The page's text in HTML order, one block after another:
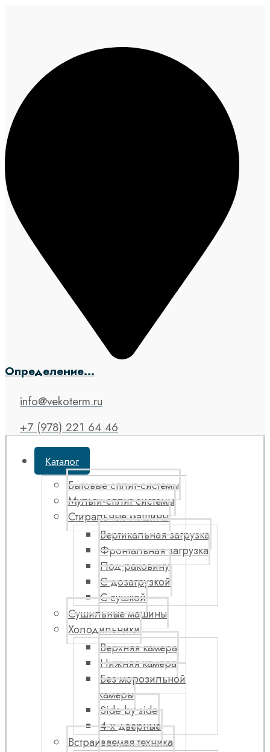
Определение...
info@vekoterm.ru
+7 (978) 221 64 46
Каталог
Бытовые сплит-системы
Мульти-сплит системы
Стиральные машины
Вертикальная загрузка
Фронтальная загрузка
Под раковину
С дозагрузкой
С сушкой
Сушильные машины
Холодильники
Верхняя камера
Нижняя камера
Без морозильной
камеры
Side by side
4-х дверные
Встраиваемая техника